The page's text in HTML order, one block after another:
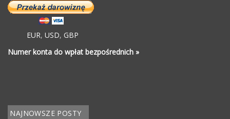
EUR, USD, GBP
Numer konta do wpłat bezpośrednich »
NAJNOWSZE POSTY